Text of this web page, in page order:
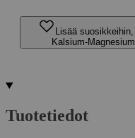
Lisää
Kalsium-
Tuotetiedot